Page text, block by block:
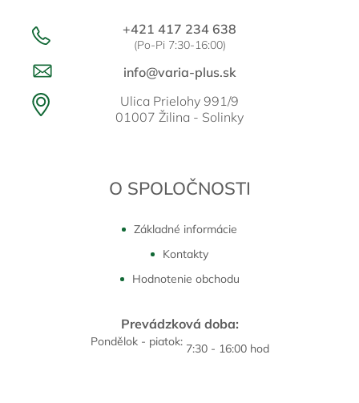
y
v
ý
p
i
s
u
+421 417 234 638
(Po-Pi 7:30-16:00)
info@varia-plus.sk
Ulica Prielohy 991/9
01007 Žilina - Solinky
O SPOLOČNOSTI
Základné informácie
Kontakty
Hodnotenie obchodu
Prevádzková doba:
Pondělok - piatok: 7:30 - 16:00 hod